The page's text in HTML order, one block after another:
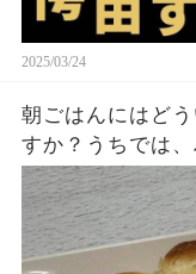
2025/03/24
朝ごはんにはど
すか？うちでは
ースト、ピーナ
す。やっぱこん